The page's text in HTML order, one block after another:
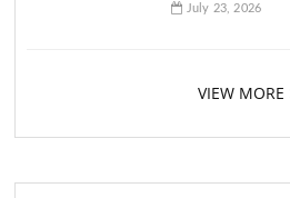
July 23, 2026
VIEW MORE